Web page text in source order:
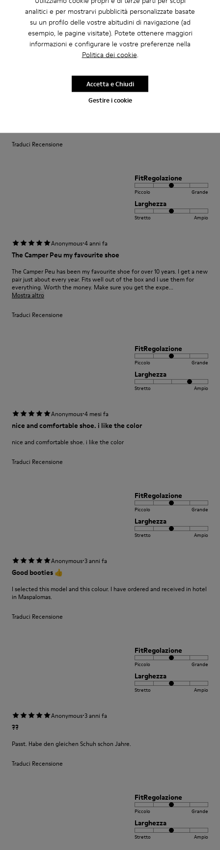
analitici e per mostrarvi pubblicità personalizzate basate
su un profilo delle vostre abitudini di navigazione (ad
esempio, le pagine visitate). Potete ottenere maggiori
informazioni e configurare le vostre preferenze nella
Politica dei cookie.
Gestire i cookie
Accetta e Chiudi
FitRegolazione
Piccolo
Larghezza
3 anni fa
Traduci Recensione
FitRegolazione
Piccolo Grande
Larghezza
Stretto Ampio
Anonymous·4 anni fa
The Camper Peu my favourite shoe
The Camper Peu has been my favourite shoe for over 10 years. I get a new
pair just about every year. Fits well out of the box and I use them for
everything. Worth the money. Make sure you get the expe...
Mostra altro
Traduci Recensione
FitRegolazione
Piccolo Grande
Larghezza
Stretto Ampio
Anonymous·4 mesi fa
nice and comfortable shoe. i like the color
nice and comfortable shoe. i like the color
Traduci Recensione
FitRegolazione
Piccolo Grande
Larghezza
Stretto Ampio
Anonymous·3 anni fa
Good booties 👍
I selected this model and this colour. I have ordered and received in hotel
in Maspalomas.
Traduci Recensione
FitRegolazione
Piccolo Grande
Larghezza
Stretto Ampio
Anonymous·3 anni fa
??
Passt. Habe den gleichen Schuh schon Jahre.
Traduci Recensione
FitRegolazione
Piccolo Grande
Larghezza
Stretto Ampio